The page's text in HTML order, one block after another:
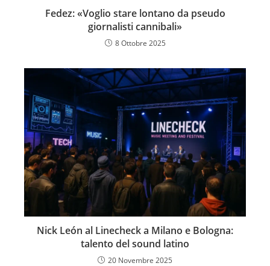
Fedez: «Voglio stare lontano da pseudo
giornalisti cannibali»
8 Ottobre 2025
Nick León al Linecheck a Milano e Bologna:
talento del sound latino
20 Novembre 2025